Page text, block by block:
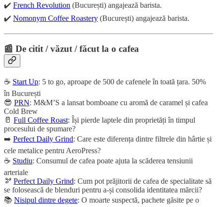
✔️ French Revolution (București) angajează barista.
✔️ Nomonym Coffee Roastery (București) angajează barista.
📰 De citit / văzut / făcut la o cafea
☕ Start Up: 5 to go, aproape de 500 de cafenele în toată țara. 50%
în București
😎 PRN: M&M’S a lansat bomboane cu aromă de caramel și cafea
Cold Brew
🥛 Full Coffee Roast: Își pierde laptele din proprietăți în timpul
procesului de spumare?
➡️ Perfect Daily Grind: Care este diferența dintre filtrele din hârtie și
cele metalice pentru AeroPress?
☕ Studiu: Consumul de cafea poate ajuta la scăderea tensiunii
arteriale
🫘 Perfect Daily Grind: Cum pot prăjitorii de cafea de specialitate să
se folosească de blenduri pentru a-și consolida identitatea mărcii?
📚 Nisipul dintre degete: O moarte suspectă, pachete găsite pe o